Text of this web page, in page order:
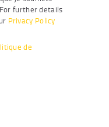
further details
Privacy Policy
de